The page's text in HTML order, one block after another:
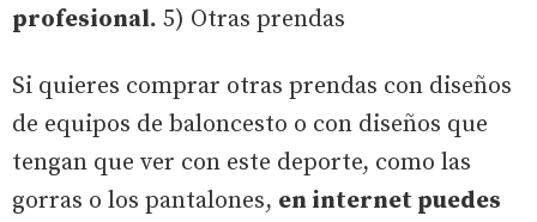
profesional. 5) Otras prendas
Si quieres comprar otras prendas con diseños
de equipos de baloncesto o con diseños que
tengan que ver con este deporte, como las
gorras o los pantalones, en internet puedes